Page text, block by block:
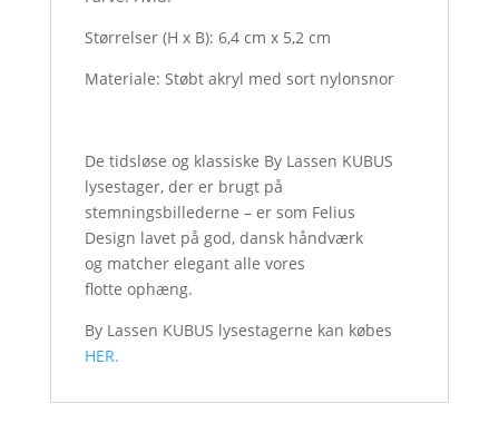
Størrelser (H x B): 6,4 cm x 5,2 cm
Materiale: Støbt akryl med sort nylonsnor
De tidsløse og klassiske By Lassen KUBUS
lysestager, der er brugt på
stemningsbillederne – er som Felius
Design lavet på god, dansk håndværk
og matcher elegant alle vores
flotte ophæng.
By Lassen KUBUS lysestagerne kan købes
HER.